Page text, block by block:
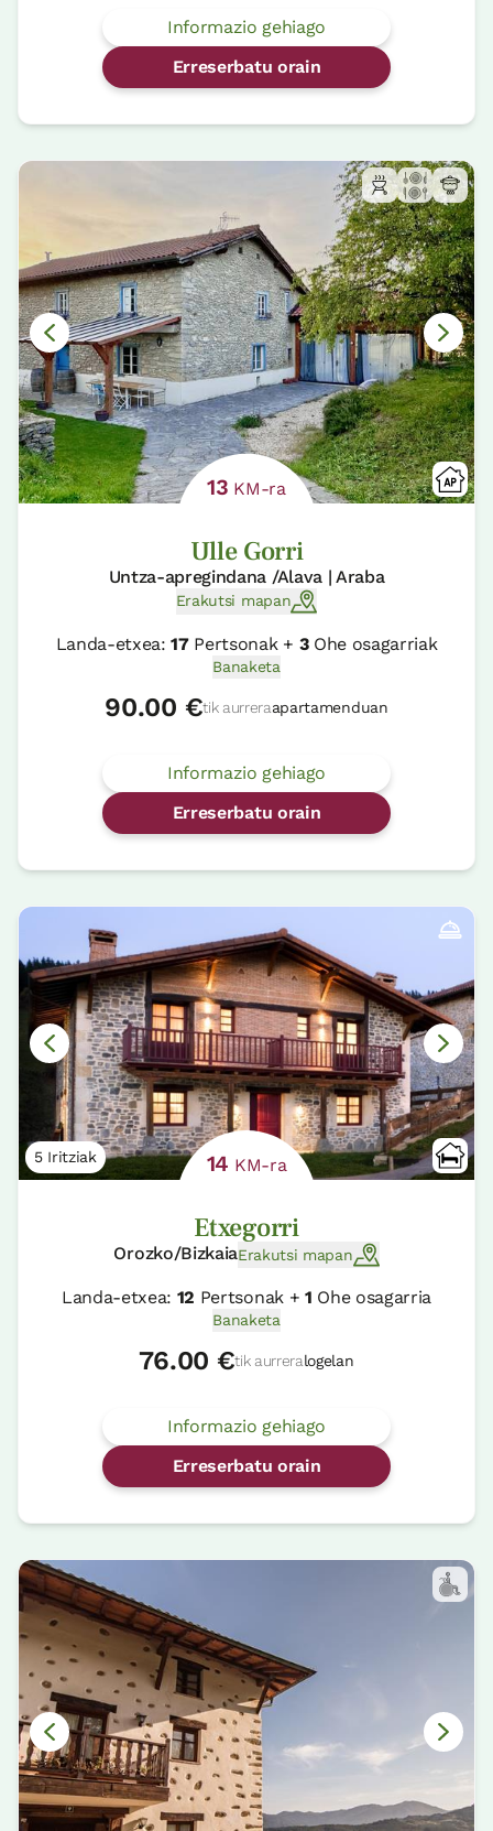
Informazio gehiago
Erreserbatu orain
13 KM-ra
Ulle Gorri
Untza-apregindana /Alava | Araba
Erakutsi mapan
Landa-etxea:17Pertsonak + 3Ohe osagarriak
Banaketa
90.00 €tik aurreraapartamenduan
Informazio gehiago
Erreserbatu orain
5 Iritziak 14 KM-ra
Etxegorri
Orozko/BizkaiaErakutsi mapan
Landa-etxea: 12 Pertsonak + 1 Ohe osagarria
Banaketa
76.00 €tik aurreralogelan
Informazio gehiago
Erreserbatu orain